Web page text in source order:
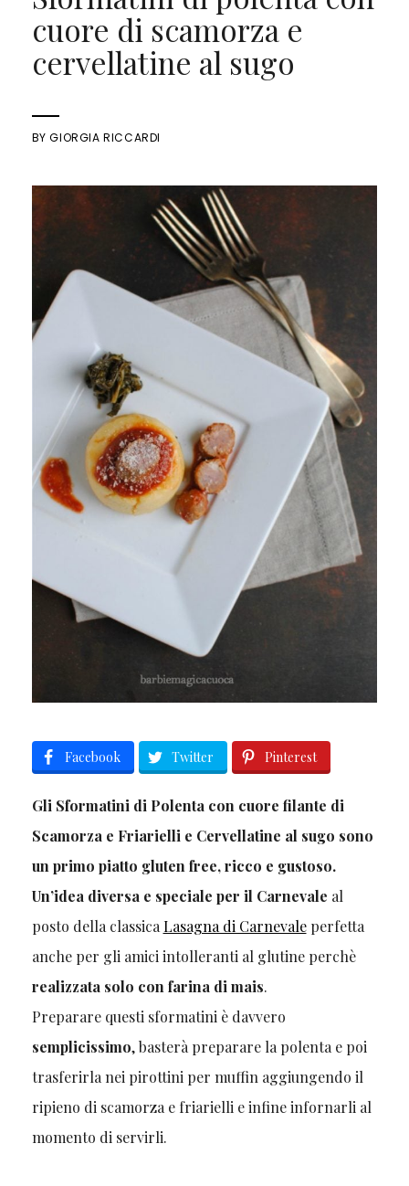
cuore di scamorza e
cervellatine al sugo
BYGIORGIA RICCARDI
Facebook Twitter Pinterest
Gli Sformatini di Polenta con cuore filante di
Scamorza e Friarielli e Cervellatine al sugo sono
un primo piatto gluten free, ricco e gustoso.
Un’idea diversa e speciale per il Carnevale al
posto della classicaLasagna di Carnevaleperfetta
anche per gli amici intolleranti al glutine perchè
realizzata solo con farina di mais.
Preparare questi sformatini è davvero
semplicissimo, basterà preparare la polenta e poi
trasferirla nei pirottini per muffin aggiungendo il
ripieno di scamorza e friarielli e infine infornarli al
momento di servirli.